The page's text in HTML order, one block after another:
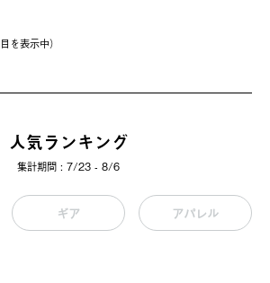
を表⽰中）
人気ランキング
集計期間 : 7/23 - 8/6
ギア アパレル